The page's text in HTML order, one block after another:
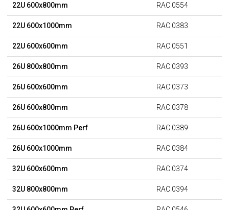
22U 600x800mm RAC.0554
22U 600x1000mm RAC.0383
22U 600x600mm RAC.0551
26U 800x800mm RAC.0393
26U 600x600mm RAC.0373
26U 600x800mm RAC.0378
26U 600x1000mm Perf RAC.0389
26U 600x1000mm RAC.0384
32U 600x600mm RAC.0374
32U 800x800mm RAC.0394